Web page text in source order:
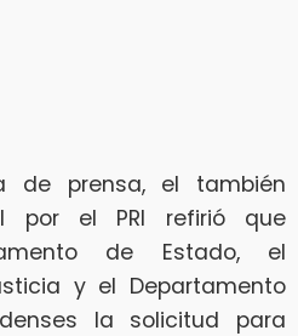
de prensa, el también
por el PRI refirió que
de Estado, el
y el Departamento
la solicitud para